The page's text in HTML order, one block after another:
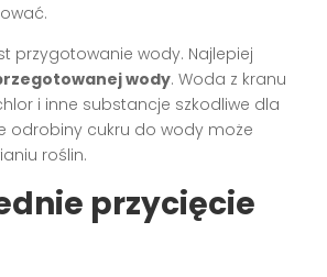
przygotowanie wody. Najlepiej
wody. Woda z kranu
i inne substancje szkodliwe dla
odrobiny cukru do wody może
roślin.
przycięcie